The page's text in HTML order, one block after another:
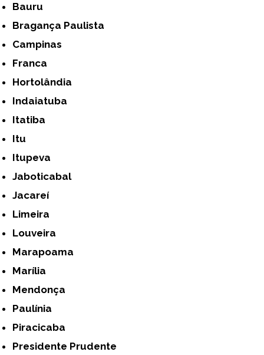
Bauru
Bragança Paulista
Campinas
Franca
Hortolândia
Indaiatuba
Itatiba
Itu
Itupeva
Jaboticabal
Jacareí
Limeira
Louveira
Marapoama
Marília
Mendonça
Paulínia
Piracicaba
Presidente Prudente